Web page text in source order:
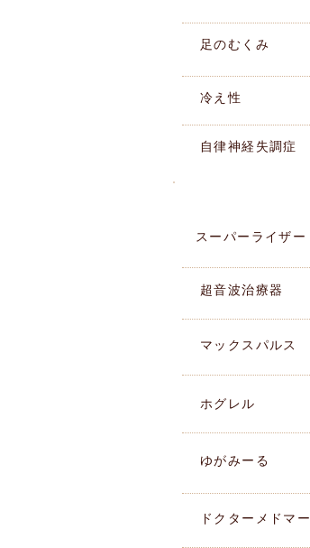
足のむくみ
冷え性
自律神経失調症
スーパーライザー
​超音波治療器
マックスパルス
ホグレル
ゆがみーる
ドクターメドマー